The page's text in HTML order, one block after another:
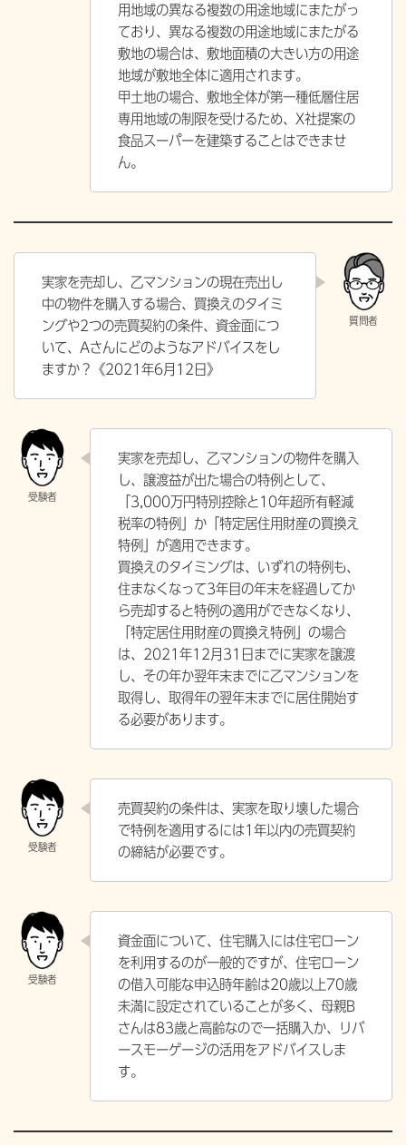
用地域の異なる複数の用途地域にまたがっ
ており、異なる複数の用途地域にまたがる
敷地の場合は、敷地面積の大きい方の用途
地域が敷地全体に適用されます。
甲土地の場合、敷地全体が第一種低層住居
専用地域の制限を受けるため、X社提案の
食品スーパーを建築することはできませ
ん。
実家を売却し、乙マンションの現在売出し
中の物件を購入する場合、買換えのタイミ
ングや2つの売買契約の条件、資金面につ
いて、Aさんにどのようなアドバイスをし
ますか？《2021年6月12日》
実家を売却し、乙マンションの物件を購入
し、譲渡益が出た場合の特例として、
「3,000万円特別控除と10年超所有軽減
税率の特例」か「特定居住用財産の買換え
特例」が適用できます。
買換えのタイミングは、いずれの特例も、
住まなくなって3年目の年末を経過してか
ら売却すると特例の適用ができなくなり、
「特定居住用財産の買換え特例」の場合
は、2021年12月31日までに実家を譲渡
し、その年か翌年末までに乙マンションを
取得し、取得年の翌年末までに居住開始す
る必要があります。
売買契約の条件は、実家を取り壊した場合
で特例を適用するには1年以内の売買契約
の締結が必要です。
資金面について、住宅購入には住宅ローン
を利用するのが一般的ですが、住宅ローン
の借入可能な申込時年齢は20歳以上70歳
未満に設定されていることが多く、母親B
さんは83歳と高齢なので一括購入か、リバ
ースモーゲージの活用をアドバイスしま
す。